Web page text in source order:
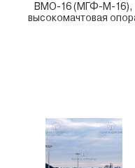
ВМО-16 (МГФ-М-16),
высокомачтовая